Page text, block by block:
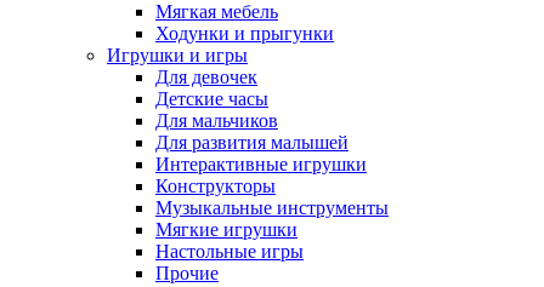
Мягкая мебель
Ходунки и прыгунки
Игрушки и игры
Для девочек
Детские часы
Для мальчиков
Для развития малышей
Интерактивные игрушки
Конструкторы
Музыкальные инструменты
Мягкие игрушки
Настольные игры
Прочие